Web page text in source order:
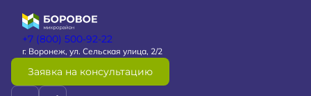
+7 (800) 500-92-22
г. Воронеж, ул. Сельская улица, 2/2
Заявка на консультацию